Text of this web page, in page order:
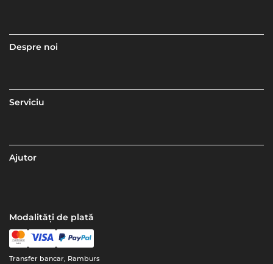
Despre noi
Serviciu
Ajutor
Modalități de plată
Transfer bancar, Ramburs